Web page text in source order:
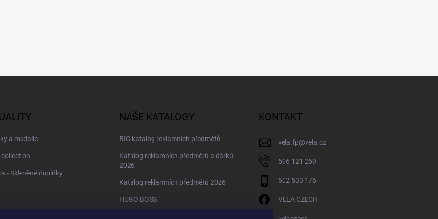
a medaile
- Skleněné doplňky
NAŠE KATALOGY
BIG katalog reklamních předmětů
Katalog reklamních předměrů a dárků
2026
Katalog reklamních předmětů 2026
HUGO BOSS
KONTAKT
vela.fp@vela.cz
596 121 269
602 533 176
VELA CZECH